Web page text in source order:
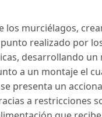
los murciélagos,
realizado por
desarrollando un
a un montaje el
presenta un
a restricciones